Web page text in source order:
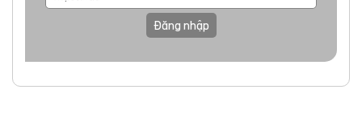
Đăng nhập